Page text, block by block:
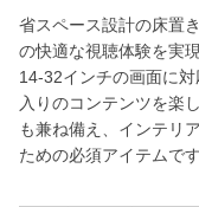
省スペース設計の床置
の快適な視聴体験を実
14-32インチの画面に
入りのコンテンツを楽
も兼ね備え、インテリ
ための必須アイテムです